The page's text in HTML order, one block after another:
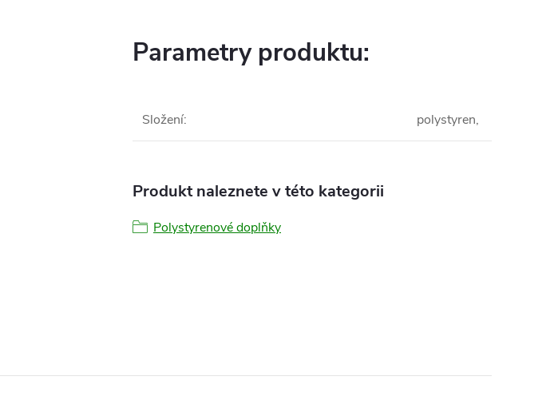
Parametry produktu:
Složení: polystyren,
Produkt naleznete v této kategorii
Polystyrenové doplňky